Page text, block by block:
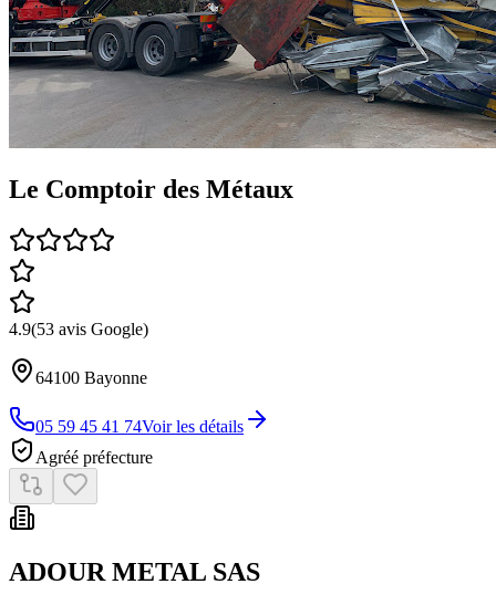
Le Comptoir des Métaux
4.9(53 avis Google)
64100 Bayonne
05 59 45 41 74Voir les détails
Agréé préfecture
ADOUR METAL SAS